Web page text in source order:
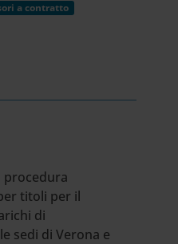
a contratto
procedura
titoli per il
di
sedi di Verona e